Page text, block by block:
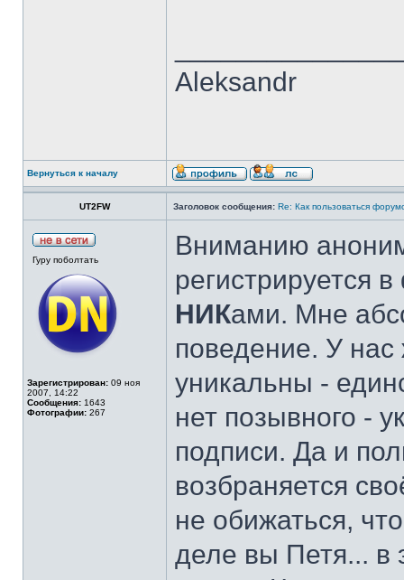
Aleksandr
Вернуться к началу
UT2FW Заголовок сообщения: Re: Как пользоваться
Гуру поболтать
Зарегистрирован: 09 ноя
2007, 14:22
Сообщения: 1643
Фотографии: 267
Вниманию
регистрируется
НИКами. Мне
поведение. У
уникальны -
нет позывного -
подписи. Да и
возбраняется
не обижаться,
деле вы Петя...